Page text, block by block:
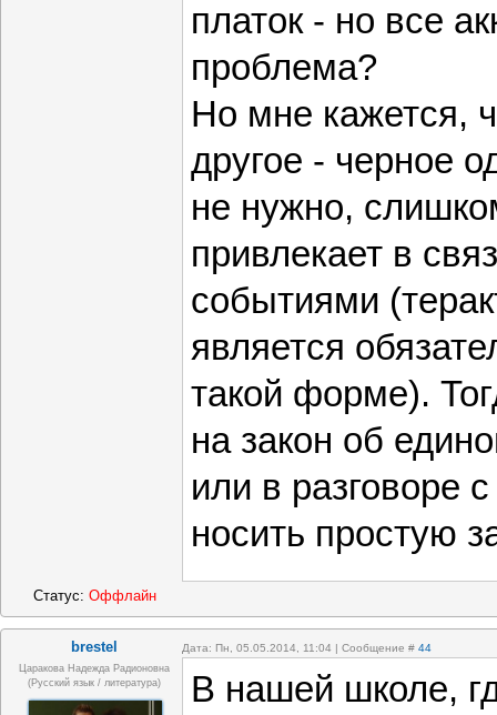
платок - но все
проблема?
Но мне кажется,
другое - черное
не нужно,
привлекает в
событиями
является
такой форме).
на закон об
или в разговоре
носить простую
Статус: Оффлайн
brestel Дата: Пн, 05.05.2014, 11:04 | Сообщение # 44
Царакова Надежда Радионовна
(Русский язык / литература)
В нашей школе,